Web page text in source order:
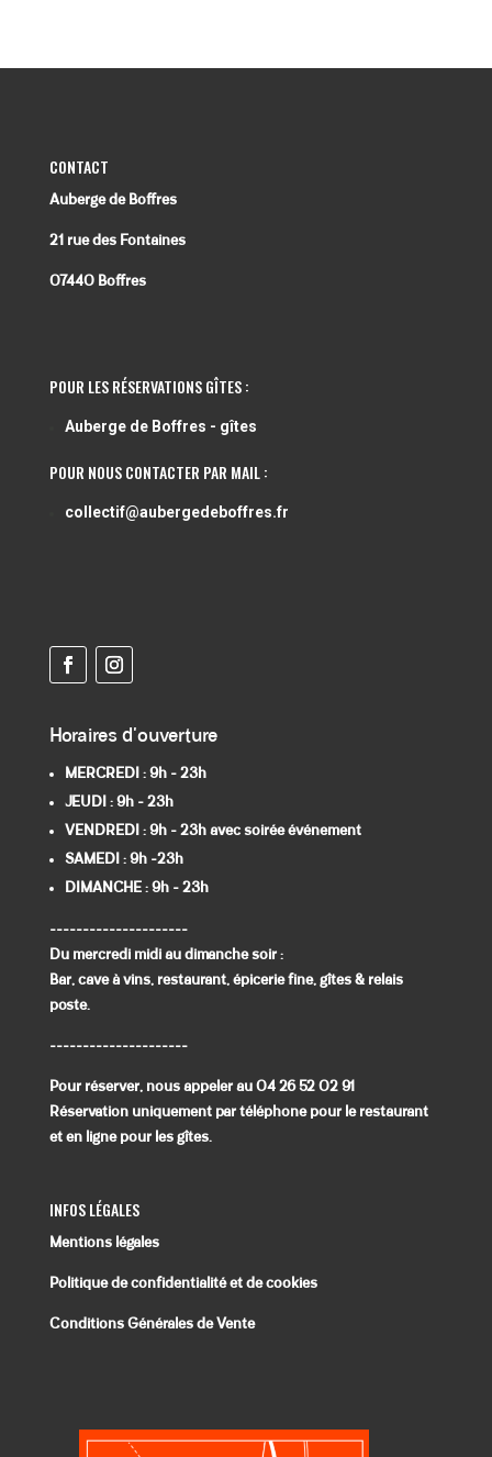
CONTACT
Auberge de Boffres
21 rue des Fontaines
07440 Boffres
POUR LES RÉSERVATIONS GÎTES :
Auberge de Boffres - gîtes
POUR NOUS CONTACTER PAR MAIL :
collectif@aubergedeboffres.fr
Horaires d'ouverture
MERCREDI : 9h - 23h
JEUDI : 9h - 23h
VENDREDI : 9h - 23h avec soirée événement
SAMEDI : 9h -23h
DIMANCHE : 9h - 23h
---------------------
Du mercredi midi au dimanche soir :
Bar, cave à vins, restaurant, épicerie fine, gîtes & relais
poste.
---------------------
Pour réserver, nous appeler au 04 26 52 02 91
Réservation uniquement par téléphone pour le restaurant
et en ligne pour les gîtes.
INFOS LÉGALES
Mentions légales
Politique de confidentialité et de cookies
Conditions Générales de Vente